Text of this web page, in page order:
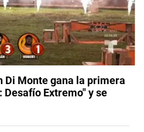
Di Monte gana la primera
Extremo" y se